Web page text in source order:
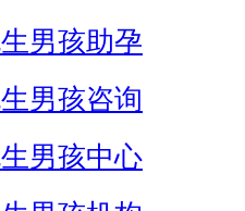
男孩助孕
男孩咨询
男孩中心